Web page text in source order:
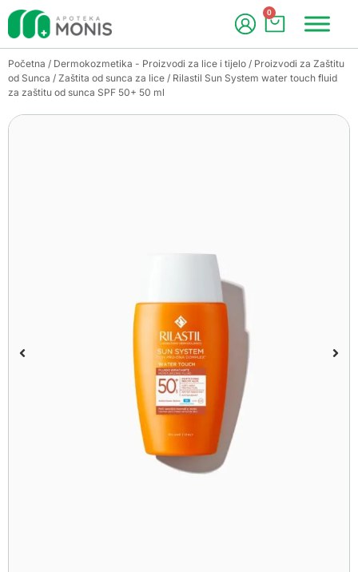
0
Početna / Dermokozmetika - Proizvodi za lice i tijelo / Proizvodi za Zaštitu
od Sunca / Zaštita od sunca za lice / Rilastil Sun System water touch fluid
za zaštitu od sunca SPF 50+ 50 ml